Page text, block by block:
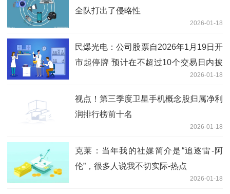
全队打出了侵略性
2026-01-18
民爆光电：公司股票自2026年1月19日开
市起停牌 预计在不超过10个交易日内披
2026-01-18
视点！第三季度卫星手机概念股归属净利
润排行榜前十名
2026-01-18
克莱：当年我的社媒简介是“追逐雷-阿
伦”，很多人说我不切实际-热点
2026-01-18